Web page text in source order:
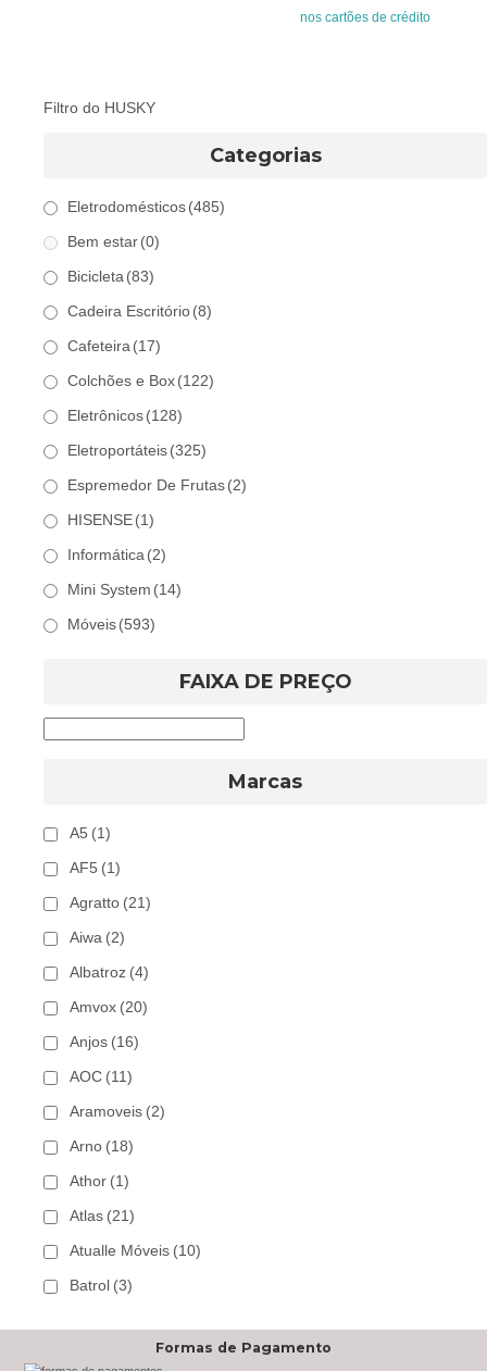
R$899,00.R$699,00.
nos cartões de crédito
Filtro do HUSKY
Categorias
Eletrodomésticos (485)
Bem estar (0)
Bicicleta (83)
Cadeira Escritório (8)
Cafeteira (17)
Colchões e Box (122)
Eletrônicos (128)
Eletroportáteis (325)
Espremedor De Frutas (2)
HISENSE (1)
Informática (2)
Mini System (14)
Móveis (593)
FAIXA DE PREÇO
Marcas
A5 (1)
AF5 (1)
Agratto (21)
Aiwa (2)
Albatroz (4)
Amvox (20)
Anjos (16)
AOC (11)
Aramoveis (2)
Arno (18)
Athor (1)
Atlas (21)
Atualle Móveis (10)
Batrol (3)
Formas de Pagamento